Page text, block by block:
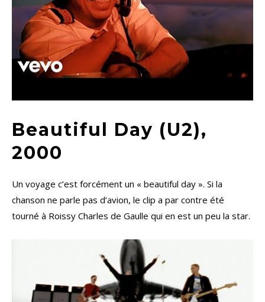
Beautiful Day (U2),
2000
Un voyage c’est forcément un « beautiful day ». Si la
chanson ne parle pas d’avion, le clip a par contre été
tourné à Roissy Charles de Gaulle qui en est un peu la star.